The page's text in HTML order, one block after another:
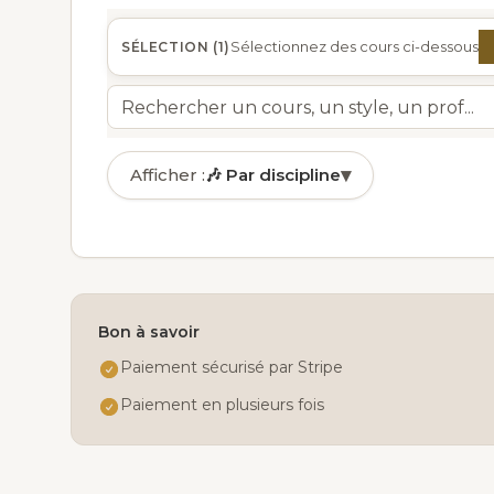
SÉLECTION (1) Sélectionnez des cours ci-dessous
Afficher :🎶 Par discipline▾
👤Par âge
Bon à savoir
Paiement sécurisé par Stripe
Paiement en plusieurs fois